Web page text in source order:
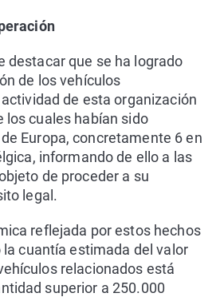
destacar que se ha logrado
de los vehículos
de esta organización
los cuales habían sido
Europa, concretamente 6 en
informando de ello a las
de proceder a su
legal.
reflejada por estos hechos
cuantía estimada del valor
relacionados está
superior a 250.000